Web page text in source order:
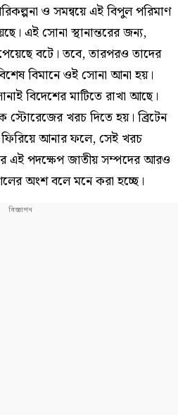
ও সমন্বয়ে এই বিপুল পরিমাণ
এই সোনা স্থানান্তরের জন্য,
বটে। তবে, তারপরও তাদের
বিমানে ওই সোনা আনা হয়।
বিদেশের মাটিতে রাখা আছে।
স্টোরেজের খরচ দিতে হয়। ব্রিটেন
আনার ফলে, সেই খরচ
এই পদক্ষেপ জাতীয় সম্পদের আরও
অংশ বলে মনে করা হচ্ছে।